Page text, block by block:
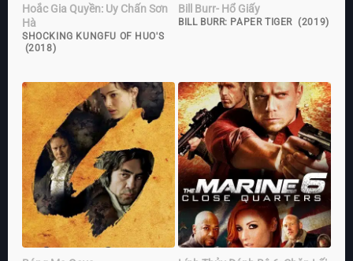
Hoắc Gia Quyền: Uy Chấn Sơn
Hà
SHOCKING KUNGFU OF HUO'S
(2018)
Bill Burr- Hổ Giấy
BILL BURR: PAPER TIGER (2019)